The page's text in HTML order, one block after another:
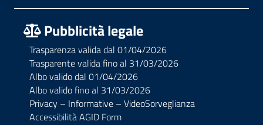
Pubblicità legale
Trasparenza valida dal 01/04/2026
Trasparente valida fino al 31/03/2026
Albo valido dal 01/04/2026
Albo valido fino al 31/03/2026
Privacy – Informative – VideoSorveglianza
Accessibilità AGID Form